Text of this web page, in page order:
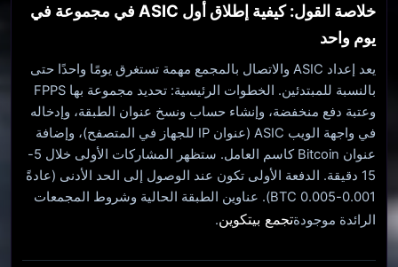
خلاصة القول: كيفية إطلاق أول ASIC في مجموعة في
يوم واحد
يعد إعداد ASIC والاتصال بالمجمع مهمة تستغرق يومًا واحدًا حتى
بالنسبة للمبتدئين. الخطوات الرئيسية: تحديد مجموعة بها FPPS
وعتبة دفع منخفضة، وإنشاء حساب ونسخ عنوان الطبقة، وإدخاله
في واجهة الويب ASIC (عنوان IP للجهاز في المتصفح)، وإضافة
عنوان Bitcoin كاسم العامل. ستظهر المشاركات الأولى خلال 5-
15 دقيقة. الدفعة الأولى تكون عند الوصول إلى الحد الأدنى (عادةً
0.001-0.005 BTC). عناوين الطبقة الحالية وشروط المجمعات
الرائدة موجودةتجمع بيتكوين.